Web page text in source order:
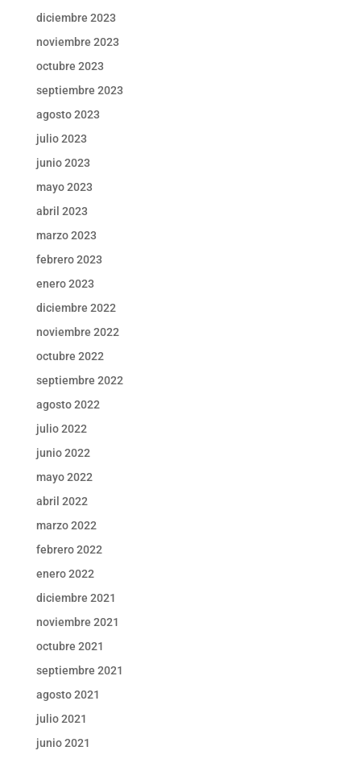
diciembre 2023
noviembre 2023
octubre 2023
septiembre 2023
agosto 2023
julio 2023
junio 2023
mayo 2023
abril 2023
marzo 2023
febrero 2023
enero 2023
diciembre 2022
noviembre 2022
octubre 2022
septiembre 2022
agosto 2022
julio 2022
junio 2022
mayo 2022
abril 2022
marzo 2022
febrero 2022
enero 2022
diciembre 2021
noviembre 2021
octubre 2021
septiembre 2021
agosto 2021
julio 2021
junio 2021